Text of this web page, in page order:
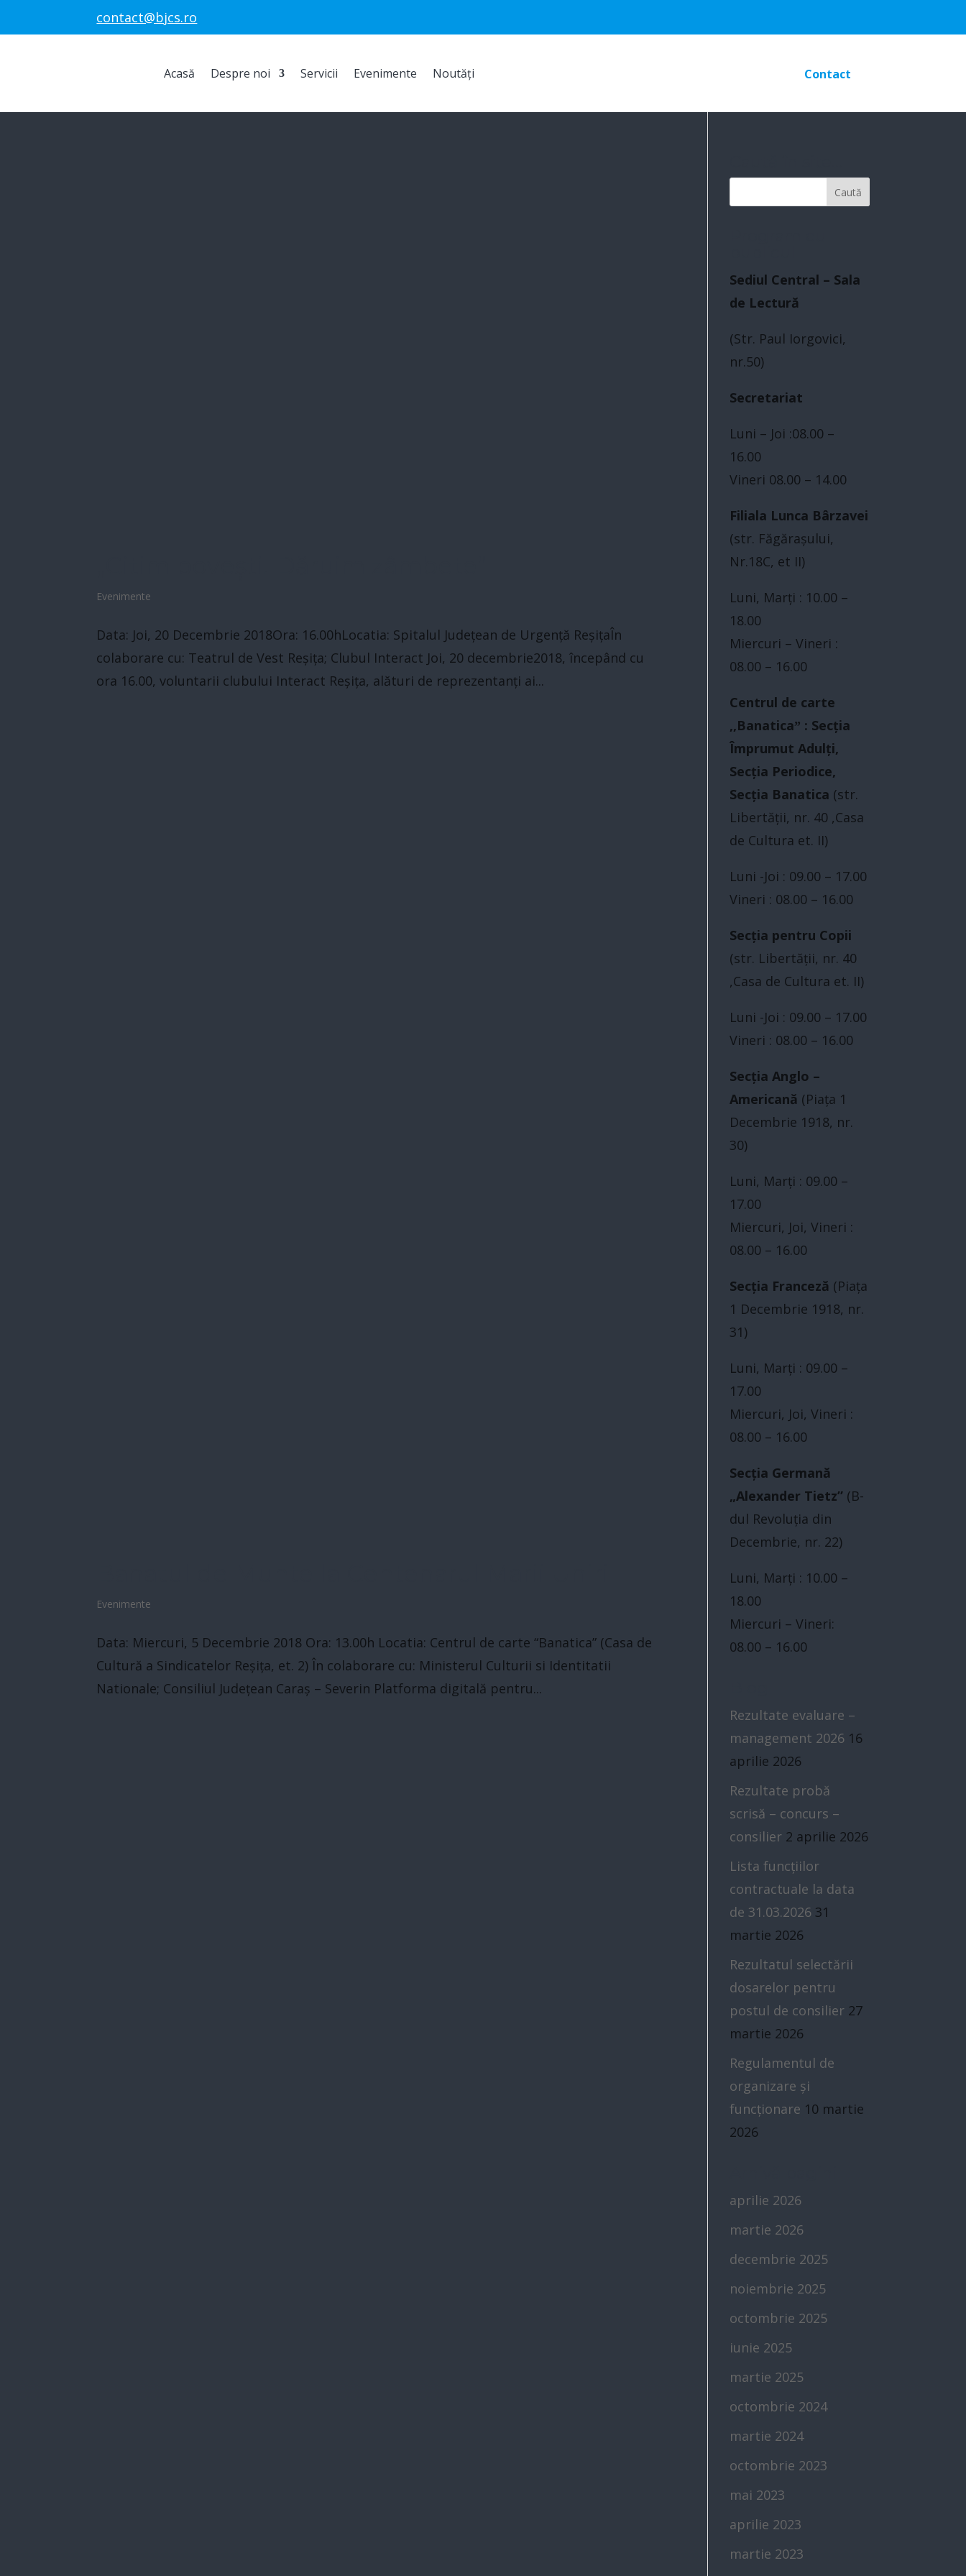
contact@bjcs.ro
Acasă Despre noi Servicii Evenimente Noutăți Contact
Evenimente
Data: Joi, 20 Decembrie 2018Ora: 16.00hLocatia: Spitalul Județean de Urgență ReșițaÎn
colaborare cu: Teatrul de Vest Reșița; Clubul Interact Joi, 20 decembrie2018, începând cu
ora 16.00, voluntarii clubului Interact Reșița, alături de reprezentanți ai...
Evenimente
Data: Miercuri, 5 Decembrie 2018 Ora: 13.00h Locatia: Centrul de carte “Banatica” (Casa de
Cultură a Sindicatelor Reșița, et. 2) În colaborare cu: Ministerul Culturii si Identitatii
Nationale; Consiliul Județean Caraș – Severin Platforma digitală pentru...
Sediul Central – Sala
de Lectură
(Str. Paul Iorgovici,
nr.50)
Secretariat
Luni – Joi :08.00 –
16.00
Vineri 08.00 – 14.00
Filiala Lunca Bârzavei
(str. Făgărașului,
Nr.18C, et II)
Luni, Marți : 10.00 –
18.00
Miercuri – Vineri :
08.00 – 16.00
Centrul de carte
,,Banaticaˮ : Secția
Împrumut Adulți,
Secția Periodice,
Secția Banatica (str.
Libertăţii, nr. 40 ,Casa
de Cultura et. II)
Luni -Joi : 09.00 – 17.00
Vineri : 08.00 – 16.00
Secția pentru Copii
(str. Libertăţii, nr. 40
,Casa de Cultura et. II)
Luni -Joi : 09.00 – 17.00
Vineri : 08.00 – 16.00
Secția Anglo –
Americană (Piaţa 1
Decembrie 1918, nr.
30)
Luni, Marți : 09.00 –
17.00
Miercuri, Joi, Vineri :
08.00 – 16.00
Secția Franceză (Piaţa
1 Decembrie 1918, nr.
31)
Luni, Marți : 09.00 –
17.00
Miercuri, Joi, Vineri :
08.00 – 16.00
Secția Germană
„Alexander Tietz” (B-
dul Revoluţia din
Decembrie, nr. 22)
Luni, Marți : 10.00 –
18.00
Miercuri – Vineri:
08.00 – 16.00
Rezultate evaluare –
management 2026 16
aprilie 2026
Rezultate probă
scrisă – concurs –
consilier 2 aprilie 2026
Lista funcțiilor
contractuale la data
de 31.03.2026 31
martie 2026
Rezultatul selectării
dosarelor pentru
postul de consilier 27
martie 2026
Regulamentul de
organizare și
funcționare 10 martie
2026
aprilie 2026
martie 2026
decembrie 2025
noiembrie 2025
octombrie 2025
iunie 2025
martie 2025
octombrie 2024
martie 2024
octombrie 2023
mai 2023
aprilie 2023
martie 2023